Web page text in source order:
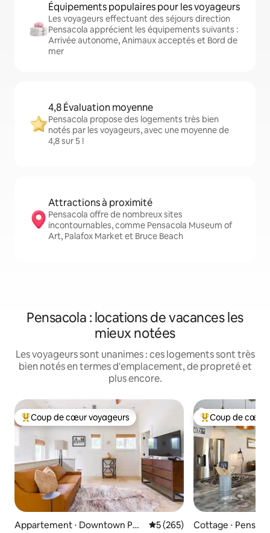
Équipements populaires pour les voyageurs
Les voyageurs effectuant des séjours direction
Pensacola apprécient les équipements suivants :
Arrivée autonome, Animaux acceptés et Bord de
mer
4,8 Évaluation moyenne
Pensacola propose des logements très bien
notés par les voyageurs, avec une moyenne de
4,8 sur 5 !
Attractions à proximité
Pensacola offre de nombreux sites
incontournables, comme Pensacola Museum of
Art, Palafox Market et Bruce Beach
Pensacola : locations de vacances les
mieux notées
Les voyageurs sont unanimes : ces logements sont très
bien notés en termes d'emplacement, de propreté et
plus encore.
Coups de cœur voyageurs les plus appréciés
Coup de cœur voyageurs
Appartement ⋅ Downtown Pen
Évaluation moyenne sur la
5 (265)
Coups de cœur
Coup de cœur
Cottage ⋅